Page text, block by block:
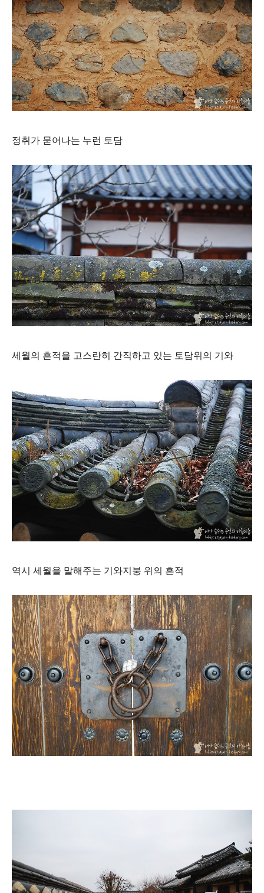
정취가 묻어나는 누런 토담
세월의 흔적을 고스란히 간직하고 있는 토담위의 기와
역시 세월을 말해주는 기와지붕 위의 흔적